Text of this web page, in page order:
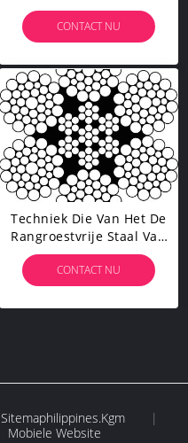
Superieure Moeheid Van
De Kraandraad Met
Lange Levensduur
CONTACT NU
Techniek Die Van Het De
Rangroestvrije Staal Van
De Draadkabel Het
Mariene Lange De
Moeheidsleven Loeft
CONTACT NU
Sitemaphilippines.kgm
|
Mobiele Website